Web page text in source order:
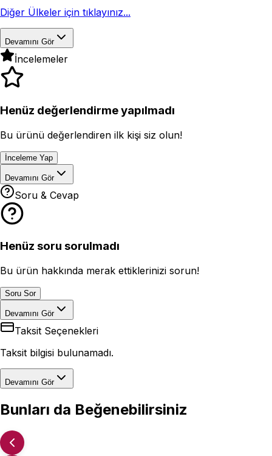
Diğer Ülkeler için tıklayınız...
Devamını Gör
İncelemeler
Henüz değerlendirme yapılmadı
Bu ürünü değerlendiren ilk kişi siz olun!
İnceleme Yap
Devamını Gör
Soru & Cevap
Henüz soru sorulmadı
Bu ürün hakkında merak ettiklerinizi sorun!
Soru Sor
Devamını Gör
Taksit Seçenekleri
Taksit bilgisi bulunamadı.
Devamını Gör
Bunları da Beğenebilirsiniz